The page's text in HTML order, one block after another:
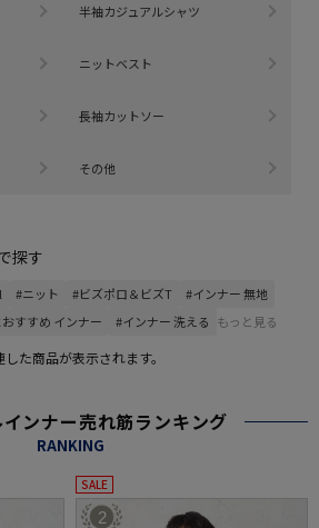
半袖カジュアルシャツ
ニットベスト
長袖カットソー
その他
探す
#ニット #ビズポロ＆ビズT
#インナー 無地
すすめ インナー #インナー 洗える もっと見る
た商品が表示されます。
ンナー売れ筋ランキング
RANKING
SALE
2